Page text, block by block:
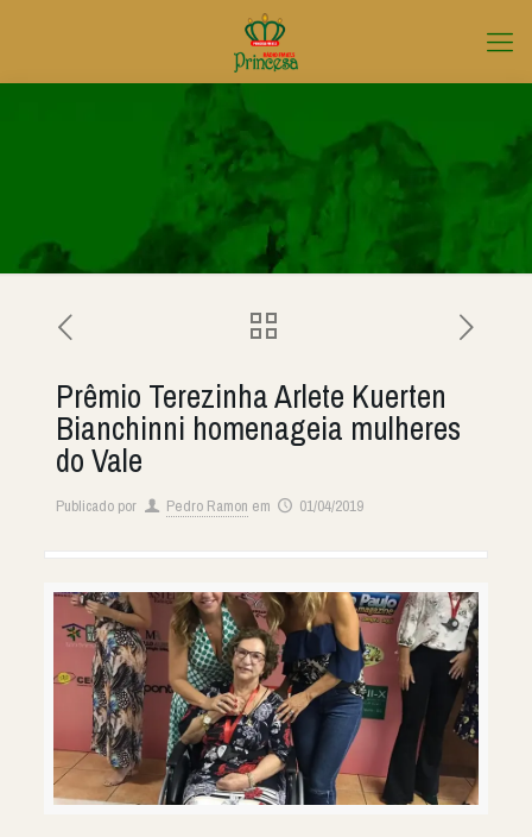
Prêmio Terezinha Arlete Kuerten
Bianchinni homenageia mulheres
do Vale
Publicado por Pedro Ramon em 01/04/2019